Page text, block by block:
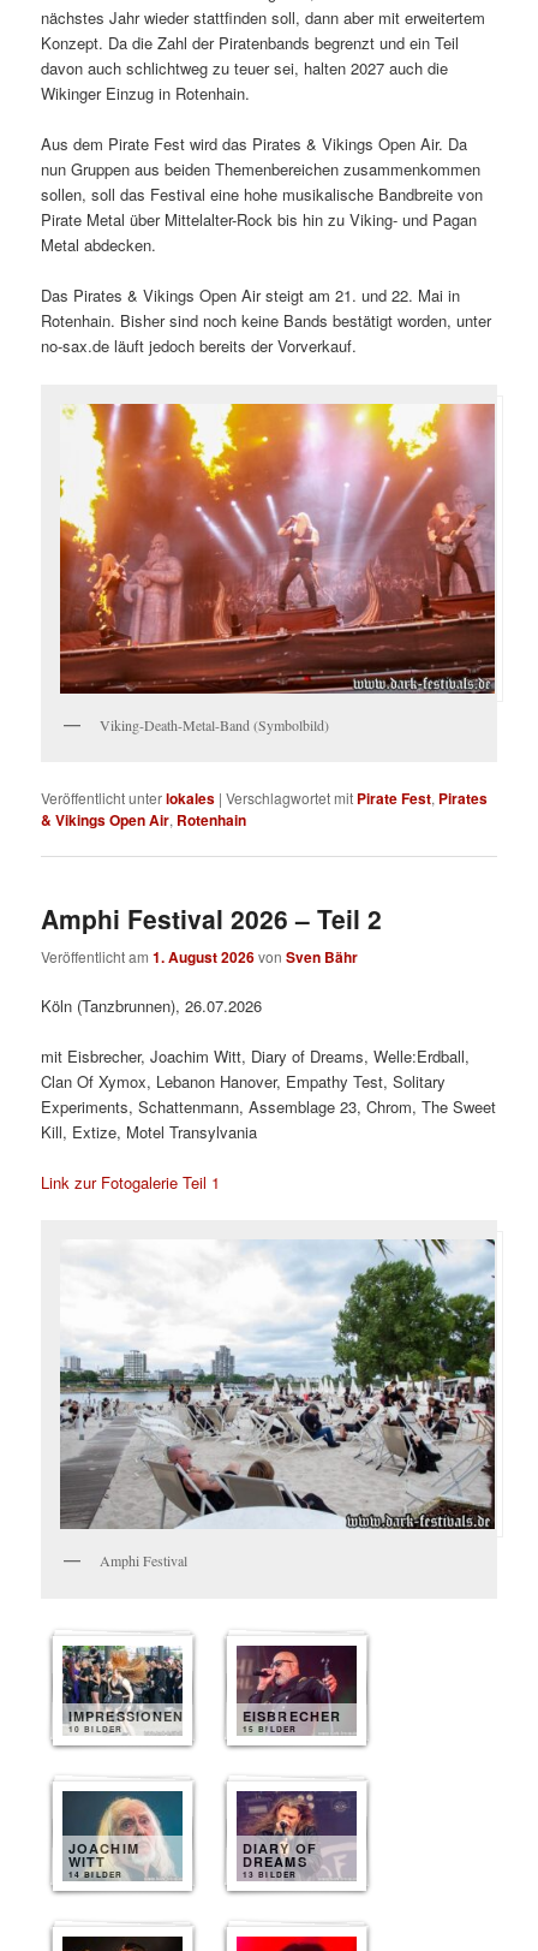
nächstes Jahr wieder stattfinden soll, dann aber mit erweitertem
Konzept. Da die Zahl der Piratenbands begrenzt und ein Teil
davon auch schlichtweg zu teuer sei, halten 2027 auch die
Wikinger Einzug in Rotenhain.
Aus dem Pirate Fest wird das Pirates & Vikings Open Air. Da
nun Gruppen aus beiden Themenbereichen zusammenkommen
sollen, soll das Festival eine hohe musikalische Bandbreite von
Pirate Metal über Mittelalter-Rock bis hin zu Viking- und Pagan
Metal abdecken.
Das Pirates & Vikings Open Air steigt am 21. und 22. Mai in
Rotenhain. Bisher sind noch keine Bands bestätigt worden, unter
no-sax.de läuft jedoch bereits der Vorverkauf.
Viking-Death-Metal-Band (Symbolbild)
Veröffentlicht unterlokales |Verschlagwortet mit Pirate Fest, Pirates
& Vikings Open Air, Rotenhain
Amphi Festival 2026 – Teil 2
Veröffentlicht am1. August 2026vonSven Bähr
Köln (Tanzbrunnen), 26.07.2026
mit Eisbrecher, Joachim Witt, Diary of Dreams, Welle:Erdball,
Clan Of Xymox, Lebanon Hanover, Empathy Test, Solitary
Experiments, Schattenmann, Assemblage 23, Chrom, The Sweet
Kill, Extize, Motel Transylvania
Link zur Fotogalerie Teil 1
Amphi Festival
IMPRESSIONEN
10 BILDER
EISBRECHER
15 BILDER
JOACHIM
WITT
14 BILDER
DIARY OF
DREAMS
13 BILDER